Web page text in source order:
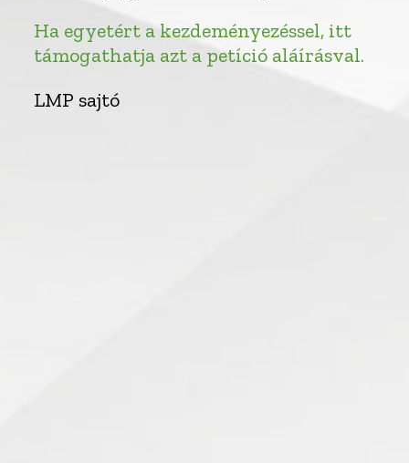
Ha egyetért a kezdeményezéssel, itt
támogathatja azt a petíció aláírásval.
LMP sajtó